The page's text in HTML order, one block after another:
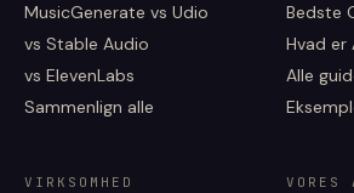
MusicGenerate vs Udio
vs Stable Audio
vs ElevenLabs
Sammenlign alle
Bedste
Hvad er
Alle
VIRKSOMHED VORES